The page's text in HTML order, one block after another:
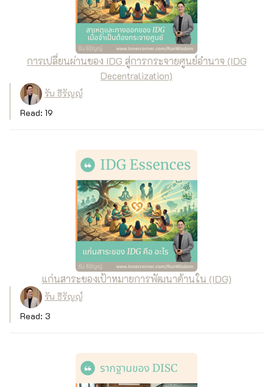
การเปลี่ยนผ่านของ IDG สู่การกระจายศูนย์อำนาจ (IDG
Decentralization)
รัน ธีรัญญ์
Read: 19
แก่นสาระของเป้าหมายการพัฒนาด้านใน (IDG)
รัน ธีรัญญ์
Read: 3